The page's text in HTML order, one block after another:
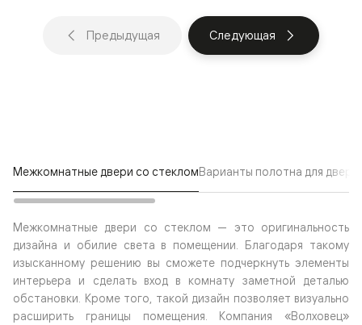
Предыдущая Следующая
Межкомнатные двери со стекломВарианты полотна для
Межкомнатные двери со стеклом — это оригинальность
дизайна и обилие света в помещении. Благодаря такому
изысканному решению вы сможете подчеркнуть элементы
интерьера и сделать вход в комнату заметной деталью
обстановки. Кроме того, такой дизайн позволяет визуально
расширить границы помещения. Компания «Волховец»